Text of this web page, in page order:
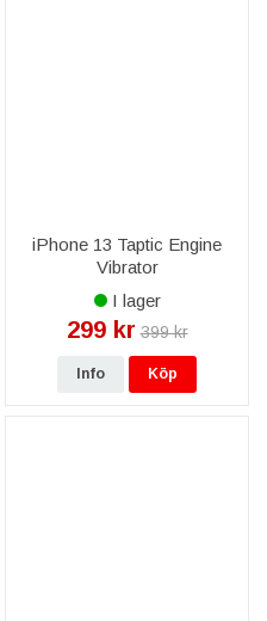
iPhone 13 Taptic Engine
Vibrator
I lager
299 kr 399 kr
Info Köp